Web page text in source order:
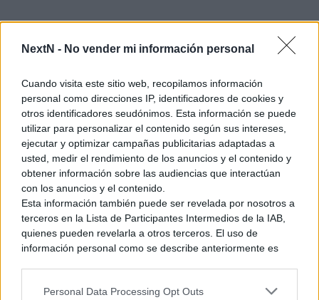
NextN - No vender mi información personal
Cuando visita este sitio web, recopilamos información
personal como direcciones IP, identificadores de cookies y
otros identificadores seudónimos. Esta información se puede
utilizar para personalizar el contenido según sus intereses,
ejecutar y optimizar campañas publicitarias adaptadas a
usted, medir el rendimiento de los anuncios y el contenido y
obtener información sobre las audiencias que interactúan
con los anuncios y el contenido.
Esta información también puede ser revelada por nosotros a
terceros en la Lista de Participantes Intermedios de la IAB,
quienes pueden revelarla a otros terceros. El uso de
información personal como se describe anteriormente es
generamos contenido relevante para nuestra audiencia.
Personal Data Processing Opt Outs
Como podéis ver, ahoraLaratras una visita a la peluquería